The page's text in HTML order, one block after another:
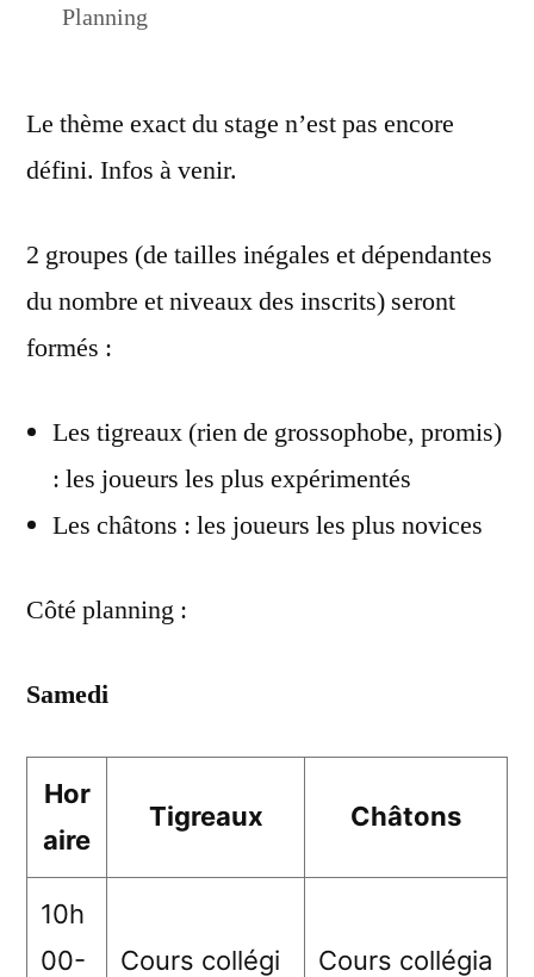
Planning
Le thème exact du stage n’est pas encore
défini. Infos à venir.
2 groupes (de tailles inégales et dépendantes
du nombre et niveaux des inscrits) seront
formés :
Les tigreaux (rien de grossophobe, promis)
: les joueurs les plus expérimentés
Les châtons : les joueurs les plus novices
Côté planning :
Samedi
Hor
aire
Tigreaux Châtons
10h
00-
Cours collégi
Cours collégia